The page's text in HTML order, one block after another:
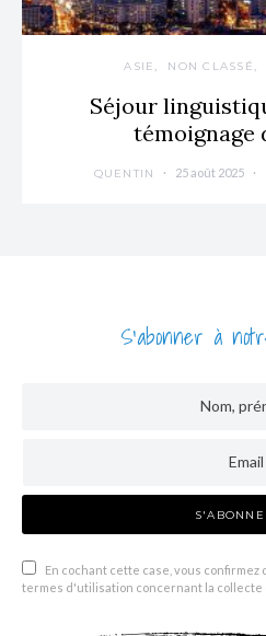
ASIE NON CLASSÉ
Séjour
témoignage
QUENTIN 25 août 2025
S'abonner à
En cochant cette case, vous confirmez
termes d'utilisation concernant la collecte